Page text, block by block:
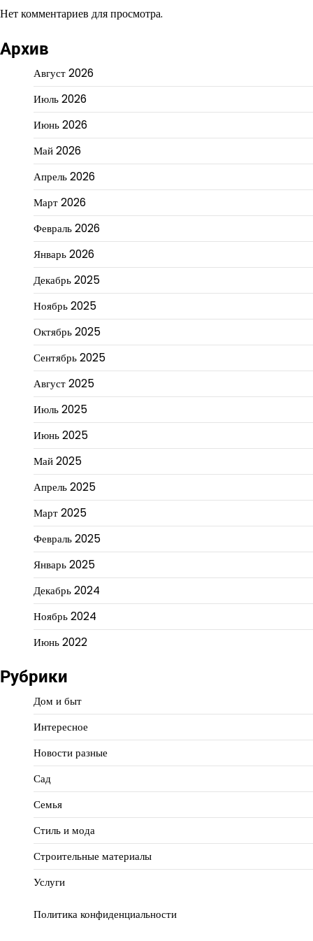
Нет комментариев для просмотра.
Архив
Август 2026
Июль 2026
Июнь 2026
Май 2026
Апрель 2026
Март 2026
Февраль 2026
Январь 2026
Декабрь 2025
Ноябрь 2025
Октябрь 2025
Сентябрь 2025
Август 2025
Июль 2025
Июнь 2025
Май 2025
Апрель 2025
Март 2025
Февраль 2025
Январь 2025
Декабрь 2024
Ноябрь 2024
Июнь 2022
Рубрики
Дом и быт
Интересное
Новости разные
Сад
Семья
Стиль и мода
Строительные материалы
Услуги
Политика конфиденциальности